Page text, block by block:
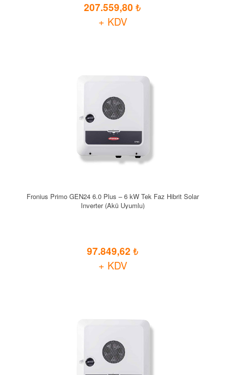
207.559,80
+ KDV
Fronius Primo GEN24 6.0 Plus – 6 kW Tek Faz Hibrit Solar
Inverter (Akü Uyumlu)
97.849,62
+ KDV